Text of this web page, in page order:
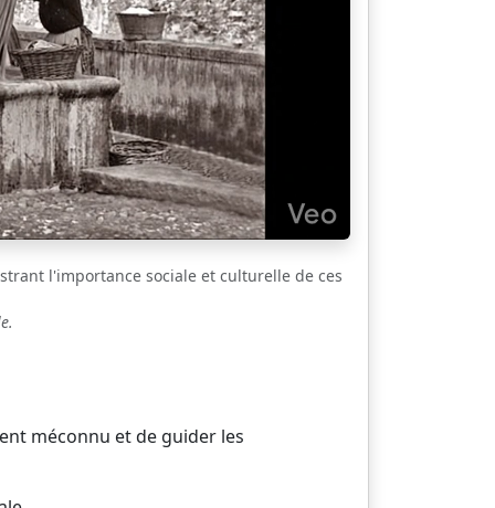
l'importance sociale et culturelle de ces
méconnu et de guider les